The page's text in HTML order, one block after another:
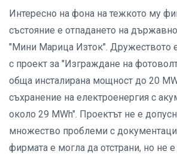
Интересно на фона на тежкото му
състояние е отпадането на
"Мини Марица Изток". Дружеството
с проект за "Изграждане на
обща инсталирана мощност до 20
съхранение на електроенергия с
около 29 MWh". Проектът не е
множество проблеми с
фирмата е могла да отстрани, но не